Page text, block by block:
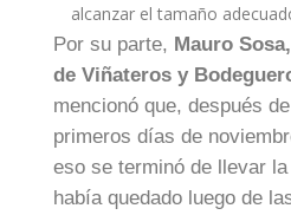
alcanzar el tamaño
Por su parte, Mauro
de Viñateros y
mencionó que, después
primeros días de
eso se terminó de llevar
había quedado luego de